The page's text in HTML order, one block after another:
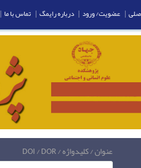
عنوان / کلیدواژه / DOI / DOR
| عضویت/ ورود | درباره رایمگ | تماس با ما |